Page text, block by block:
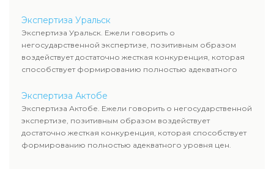
Экспертиза Уральск
Экспертиза Уральск. Ежели говорить о
негосударственной экспертизе, позитивным образом
воздействует достаточно жесткая конкуренция, которая
способствует формированию полностью адекватного
Экспертиза Актобе
Экспертиза Актобе. Ежели говорить о негосударственной
экспертизе, позитивным образом воздействует
достаточно жесткая конкуренция, которая способствует
формированию полностью адекватного уровня цен.